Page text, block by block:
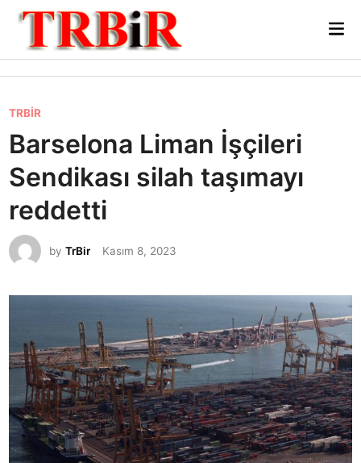
Skip
content
P
o
s
t
e
d
i
TRBİR
Barselona Liman İşçileri
Sendikası silah taşımayı
reddetti
byTrBir Kasım 8, 2023